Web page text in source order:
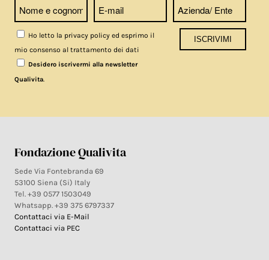
Ho letto la privacy policy ed esprimo il
mio consenso al trattamento dei dati
Desidero iscrivermi alla newsletter
Qualivita.
Fondazione Qualivita
Sede Via Fontebranda 69
53100 Siena (Si) Italy
Tel. +39 0577 1503049
Whatsapp. +39 375 6797337
Contattaci via E-Mail
Contattaci via PEC